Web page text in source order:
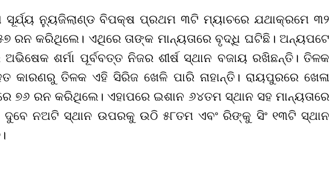
ସୂର୍ଯ୍ୟ ନ୍ୟୁଜିଲାଣ୍ଡ ବିପକ୍ଷ ପ୍ରଥମ ୩ଟି ମ୍ୟାଚରେ ଯଥାକ୍ରମେ ୩୨
ରନ କରିଥିଲେ। ଏଥିରେ ତାଙ୍କ ମାନ୍ୟତାରେ ବୃଦ୍ଧି ଘଟିଛି। ଅନ୍ୟପଟେ
ଶର୍ମା ପୂର୍ବବତ୍ତ ନିଜର ଶୀର୍ଷ ସ୍ଥାନ ବଜାୟ ରଖିଛନ୍ତି। ତିଳକ
କାରଣରୁ ତିଳକ ଏହି ସିରିଜ ଖେଳି ପାରି ନାହାନ୍ତି। ରାୟପୁରରେ ଖେଳା
୭୬ ରନ କରିଥିଲେ। ଏହାପରେ ଇଶାନ ୬୪ତମ ସ୍ଥାନ ସହ ମାନ୍ୟତାରେ
ନଅଟି ସ୍ଥାନ ଉପରକୁ ଉଠି ୫୮ତମ ଏବଂ ରିଙ୍କୁ ସିଂ ୧୩ଟି ସ୍ଥାନ